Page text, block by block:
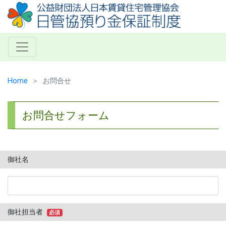
Home お問合せ
お問合せフォーム
御社名
御社担当者 必須